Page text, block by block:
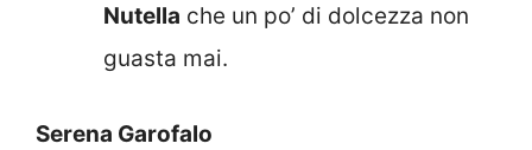
Nutella che un po’ di dolcezza non
guasta mai.
Serena Garofalo